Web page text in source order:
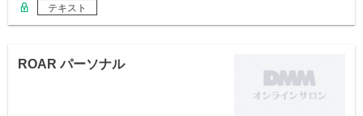
テキスト
ROAR パーソナル